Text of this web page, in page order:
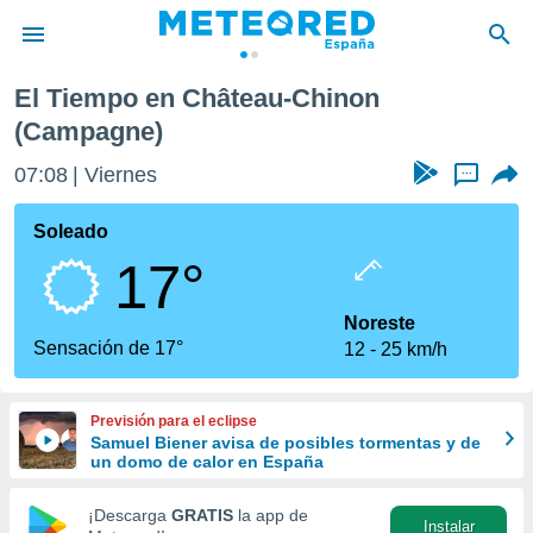
de
para
la
calidad.
a este
forma
digital
El Tiempo en Château-Chinon
(Campagne)
07:08 Viernes ...
Soleado
17°
Sensación de 17°
Noreste
12
25 km/h
Previsión para el eclipse
Samuel Biener avisa de posibles tormentas y de
un domo de calor en España
¡Descarga GRATIS la app de
Instalar